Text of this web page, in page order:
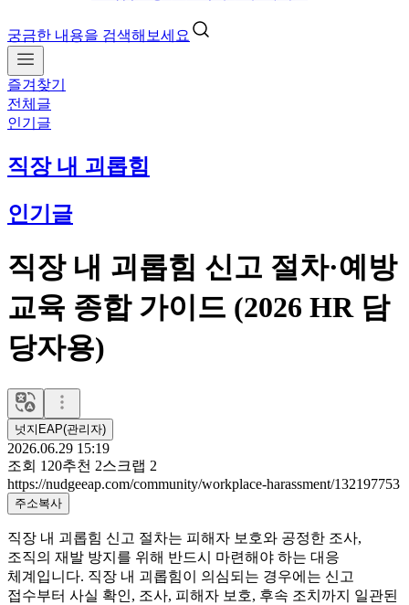
궁금한 내용을 검색해보세요
즐겨찾기
전체글
인기글
직장 내 괴롭힘
인기글
직장 내 괴롭힘 신고 절차·예방
교육 종합 가이드 (2026 HR 담
당자용)
넛지EAP(관리자)
2026.06.29 15:19
조회 120추천 2스크랩 2
https://nudgeeap.com/community/workplace-harassment/132197753
주소복사
직장 내 괴롭힘 신고 절차는 피해자 보호와 공정한 조사,
조직의 재발 방지를 위해 반드시 마련해야 하는 대응
체계입니다. 직장 내 괴롭힘이 의심되는 경우에는 신고
접수부터 사실 확인, 조사, 피해자 보호, 후속 조치까지 일관된